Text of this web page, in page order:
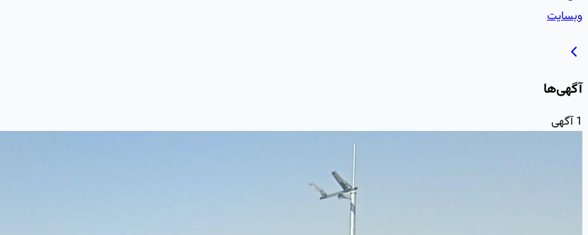
وبسایت
آگهی‌ها
1آگهی